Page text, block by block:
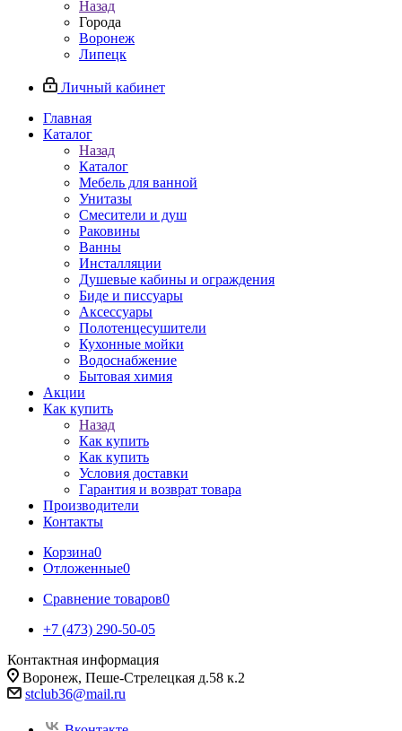
Назад
Города
Воронеж
Липецк
Личный кабинет
Главная
Каталог
Назад
Каталог
Мебель для ванной
Унитазы
Смесители и душ
Раковины
Ванны
Инсталляции
Душевые кабины и ограждения
Биде и писсуары
Аксессуары
Полотенцесушители
Кухонные мойки
Водоснабжение
Бытовая химия
Акции
Как купить
Назад
Как купить
Как купить
Условия доставки
Гарантия и возврат товара
Производители
Контакты
Корзина0
Отложенные0
Сравнение товаров0
+7 (473) 290-50-05
Контактная информация
Воронеж, Пеше-Стрелецкая д.58 к.2
stclub36@mail.ru